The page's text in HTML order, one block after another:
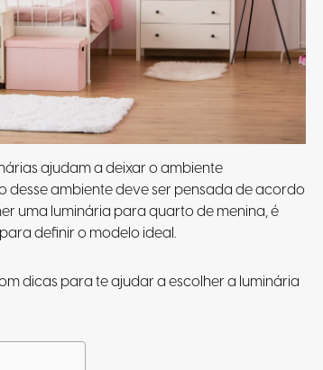
ajudam a deixar o ambiente
ambiente deve ser pensada de acordo
uma luminária para quarto de menina, é
definir o modelo ideal.
dicas para te ajudar a escolher a luminária